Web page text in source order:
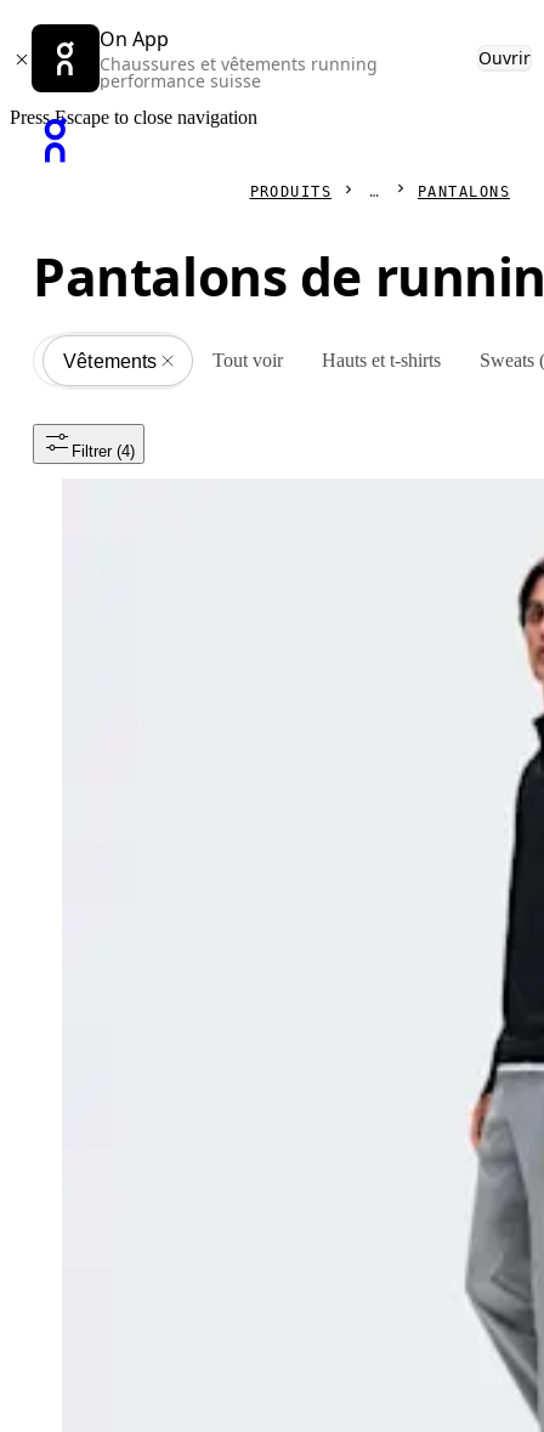
On App
Chaussures et vêtements running
performance suisse
Ouvrir
Press Escape to close navigation
PRODUITS PANTALONS
Pantalons de
All
Vêtements Tout voir Hauts et t-shirts Sweats
Filtrer (4)